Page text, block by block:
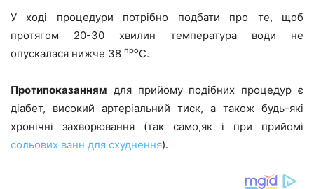
У ході процедури потрібно подбати про те, щоб
протягом 20-30 хвилин температура води не
опускалася нижче 38 проС.
Протипоказанням для прийому подібних процедур є
діабет, високий артеріальний тиск, а також будь-які
хронічні захворювання (так само,як і при прийомі
сольових ванн для схуднення).